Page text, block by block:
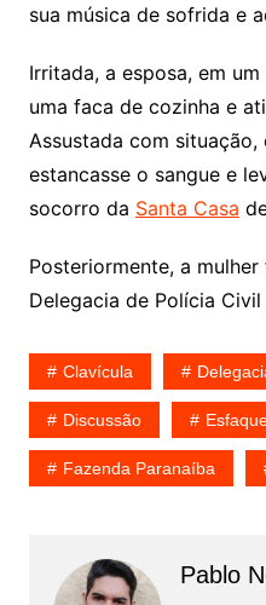
sua música de sofrida e
Irritada, a esposa, em
uma faca de cozinha e
Assustada com
estancasse o sangue e
socorro da Santa Casa
Posteriormente, a
Delegacia de Polícia
Clavícula
Discussão
Fazenda Paranaíba
Pablo